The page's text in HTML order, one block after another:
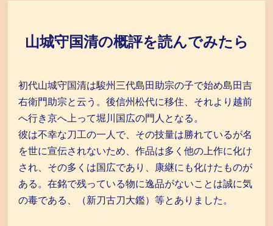
山城守国清の概評を読んでみたら
初代山城守国清は駿州三代島田助宗の子で始め島田吉
右衛門助宗と云う。後信州松代に移住、それより越前
へ行き京へ上って堀川国広の門人となる。
彼は不幸な刀工の一人で、その技量は勝れているが名
を世に宣伝されないため、作品は多く他の上作に化け
され、その多くは国広であり、康継にも化けたものが
ある。在銘で残っている物に逸品がないことは誠に気
の毒である、（新刀古刀大鑑）等とありました。